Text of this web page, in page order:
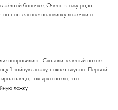
жёлтой баночке. Очень этому рада.
постельное половинку ложечки от
понравились. Сказали зеленый пахнет
1 чайную ложку, пахнет вкусно. Первый
пледы, так ярко пахло, что
ложку